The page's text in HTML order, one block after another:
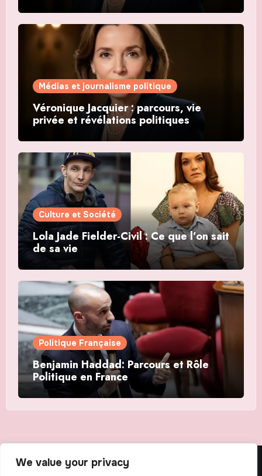
We value your privacy
Médias et journalisme politique
Véronique Jacquier : parcours, vie
privée et révélations politiques
Culture et Société
Lola Jade Fielder-Civil : Ce que l’on sait
de sa vie
Politique Française
Benjamin Haddad: Parcours et Rôle
Politique en France